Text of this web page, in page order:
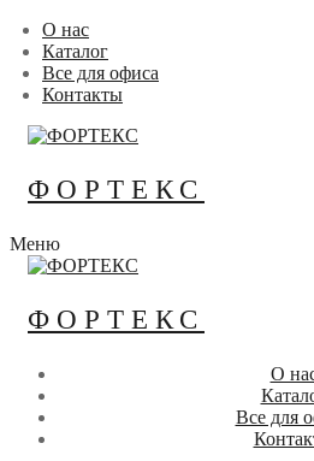
Перейти
содержимому
Меню
Закрыть
О нас
Каталог
Все для офиса
Контакты
ФОРТЕКС
Меню
ФОРТЕКС
О
Все для